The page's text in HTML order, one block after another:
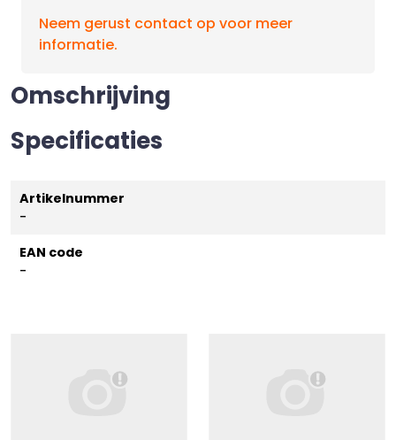
Neem gerust contact op voor meer
informatie.
Omschrijving
Specificaties
Artikelnummer
-
EAN code
-